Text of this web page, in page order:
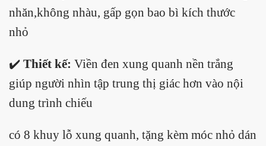
nhăn,không nhàu, gấp gọn bao bì kích thước
nhỏ
✔️ Thiết kế: Viền đen xung quanh nền trắng
giúp người nhìn tập trung thị giác hơn vào nội
dung trình chiếu
có 8 khuy lỗ xung quanh, tặng kèm móc nhỏ dán